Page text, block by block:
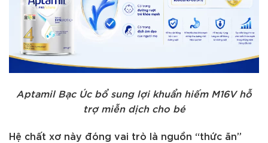
Aptamil Bạc Úc bổ sung lợi khuẩn hiếm M16V hỗ
trợ miễn dịch cho bé
Hệ chất xơ này đóng vai trò là nguồn “thức ăn”